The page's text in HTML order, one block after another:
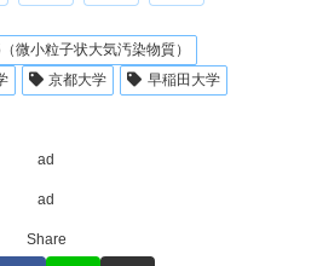
微小粒子状大気汚染物質）
京都大学
早稲田大学
ad
ad
Share